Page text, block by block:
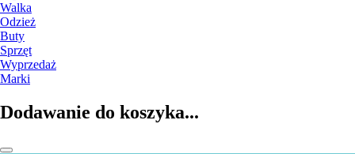
Walka
Odzież
Buty
Sprzęt
Wyprzedaż
Marki
Dodawanie do koszyka...